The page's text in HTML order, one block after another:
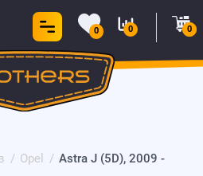
0 0 0
Opel
Astra J (5D), 2009 -